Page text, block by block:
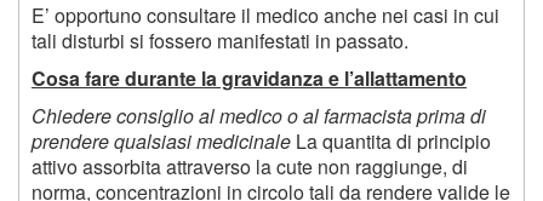
E’ opportuno consultare il medico anche nei casi in cui
tali disturbi si fossero manifestati in passato.
Cosa fare durante la gravidanza e l’allattamento
Chiedere consiglio al medico o al farmacista prima di
prendere qualsiasi medicinale La quantita di principio
attivo assorbita attraverso la cute non raggiunge, di
norma, concentrazioni in circolo tali da rendere valide le